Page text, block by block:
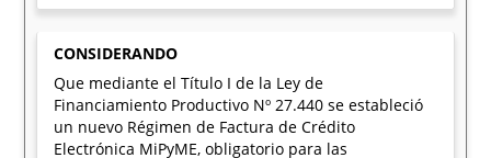
CONSIDERANDO
Que mediante el Título I de la Ley de
Financiamiento Productivo Nº 27.440 se estableció
un nuevo Régimen de Factura de Crédito
Electrónica MiPyME, obligatorio para las